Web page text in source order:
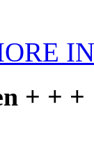
+ + +